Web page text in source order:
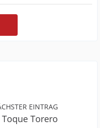
EINTRAG
Toque Torero